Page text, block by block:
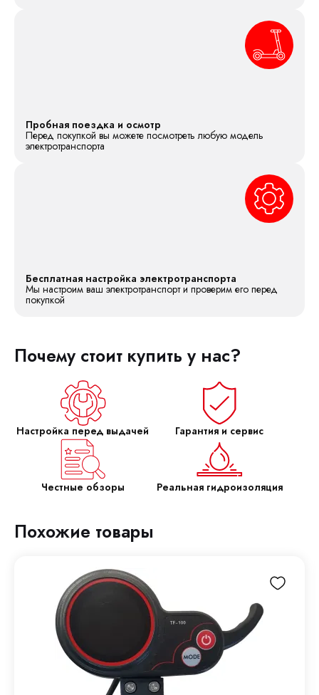
Пробная поездка и осмотр
Перед покупкой вы можете посмотреть любую модель
электротранспорта
Бесплатная настройка электротранспорта
Мы настроим ваш электротранспорт и проверим его перед
покупкой
Почему стоит купить у нас?
Настройка перед выдачей Гарантия и сервис
Честные обзоры Реальная гидроизоляция
Похожие товары